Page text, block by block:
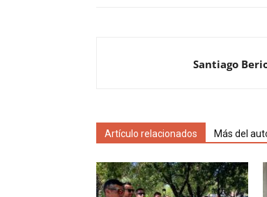
Santiago
Artículo relacionados Más del